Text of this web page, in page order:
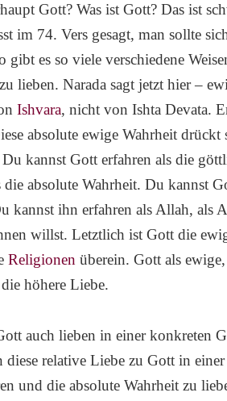
Gott? Was ist Gott? Das ist
im 74. Vers gesagt, man sollte
gibt es so viele verschiedene
lieben. Narada sagt jetzt hier –
Ishvara, nicht von Ishta Devata.
absolute ewige Wahrheit drückt
Du kannst Gott erfahren als die
die absolute Wahrheit. Du kannst
kannst ihn erfahren als Allah, als
willst. Letztlich ist Gott die
Religionen überein. Gott als
höhere Liebe.
auch lieben in einer konkreten
diese relative Liebe zu Gott in
und die absolute Wahrheit zu